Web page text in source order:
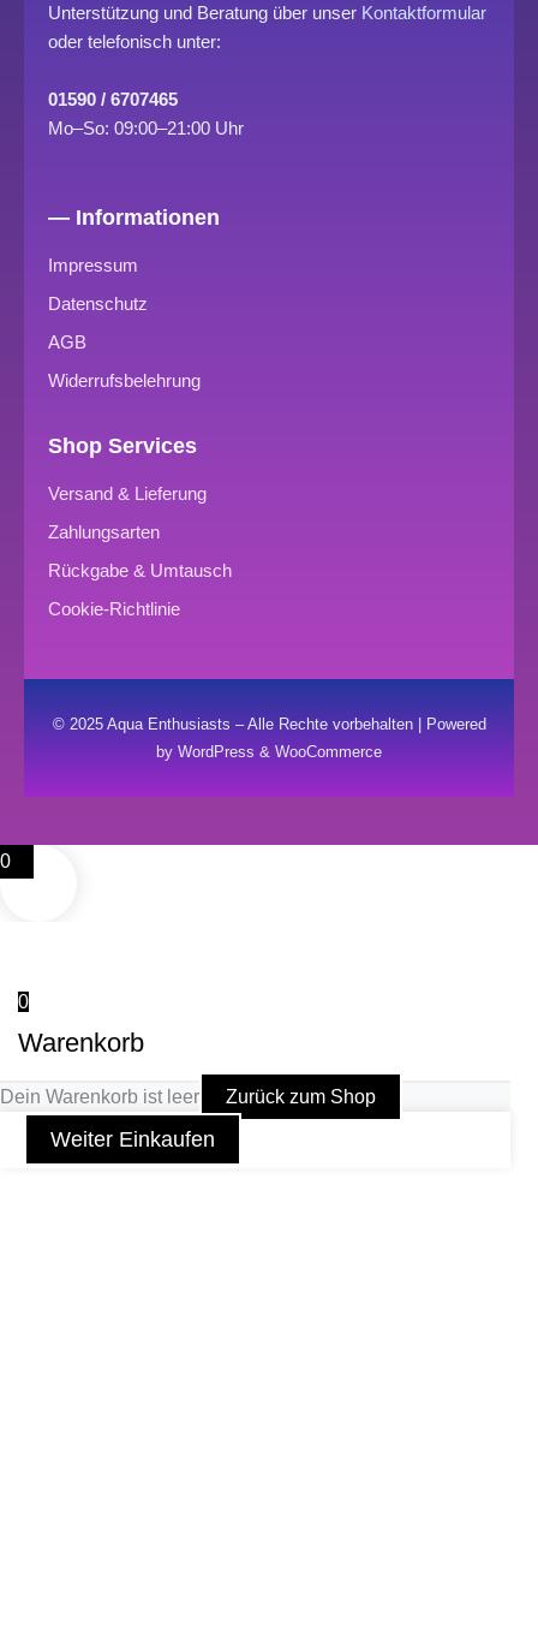
Unterstützung und Beratung über unser Kontaktformular
oder telefonisch unter:
01590 / 6707465
Mo–So: 09:00–21:00 Uhr
— Informationen
Impressum
Datenschutz
AGB
Widerrufsbelehrung
Shop Services
Versand & Lieferung
Zahlungsarten
Rückgabe & Umtausch
Cookie-Richtlinie
© 2025 Aqua Enthusiasts – Alle Rechte vorbehalten | Powered
by WordPress & WooCommerce
0
0
Warenkorb
Dein Warenkorb ist leer Zurück zum Shop
Weiter Einkaufen